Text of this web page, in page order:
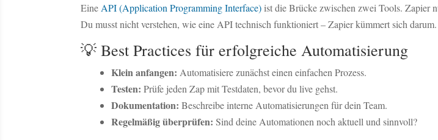
Eine API (Application Programming Interface) ist die Brücke zwischen zwei Tools. Zapier
Du musst nicht verstehen, wie eine API technisch funktioniert – Zapier kümmert sich
💡 Best Practices für erfolgreiche Automatisierung
Klein anfangen: Automatisiere zunächst einen einfachen Prozess.
Testen: Prüfe jeden Zap mit Testdaten, bevor du live gehst.
Dokumentation: Beschreibe interne Automatisierungen für dein Team.
Regelmäßig überprüfen: Sind deine Automationen noch aktuell und sinnvoll?